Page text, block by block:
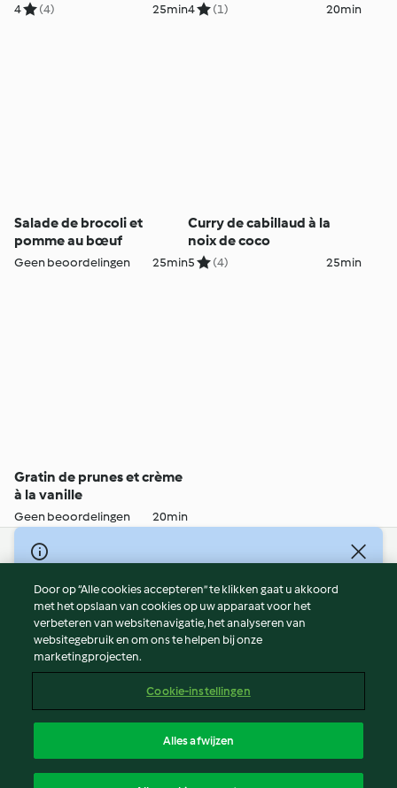
4 (4) 25min4 (1) 20min
Salade de brocoli et
pomme au bœuf
Geen beoordelingen 25min
Curry de cabillaud à la
noix de coco
5 (4) 25min
Gratin de prunes et crème
à la vanille
Geen beoordelingen 20min
© Copyright 2026
Gebruiksvoorwaarden
Privacybeleid
Disclaimer
Colofon
Verslag Inhoud
Toegankelijkheidsverklaring
Door op “Alle cookies accepteren” te klikken gaat u akkoord
met het opslaan van cookies op uw apparaat voor het
verbeteren van websitenavigatie, het analyseren van
websitegebruik en om ons te helpen bij onze
marketingprojecten.
Cookie-instellingen
Alles afwijzen